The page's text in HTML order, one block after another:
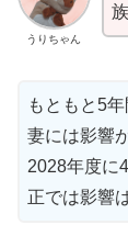
うりちゃん
もともと5
妻には影響
2028年度に
正では影響